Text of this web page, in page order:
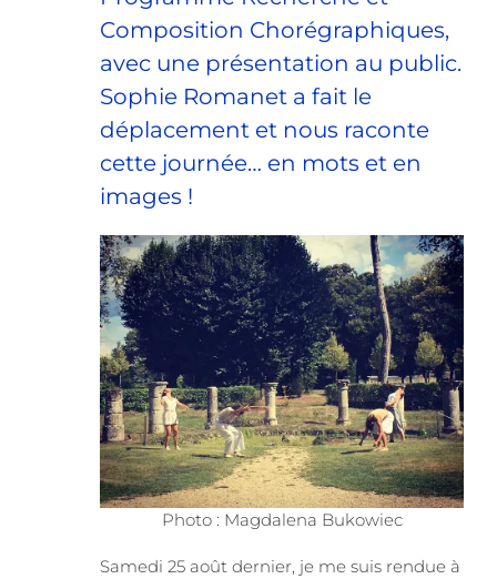
Composition Chorégraphiques,
avec une présentation au public.
Sophie Romanet a fait le
déplacement et nous raconte
cette journée… en mots et en
images !
Photo : Magdalena Bukowiec
Samedi 25 août dernier, je me suis rendue à